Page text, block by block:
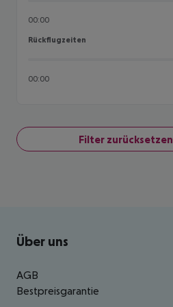
00:00
Rückflugzeiten
Rückflugzeiten
00:00
Filter zurücksetzen
Footer navigation
Über uns
AGB
Bestpreisgarantie